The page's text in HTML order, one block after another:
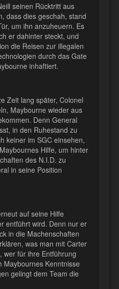
seinen Rücktritt aus
dass dies geschah, stand
um ihn anzuheuern. Es
er dahinter steckt, und
die Reisen zur illegalen
durch das Gate
inhaftiert.
Zeit lang später, Colonel
Maybourne wieder aus
Denn General
in den Ruhestand zu
keiner im SGC einsehen,
Hilfe, um hinter
des N.I.D. zu
in seine Position
auf seine Hilfe
entführt wird. Denn nur er
in die Machenschaften
was man mit Carter
wer für ihre Entführung
Maybournes Kenntnisse
gelingt dem Team die